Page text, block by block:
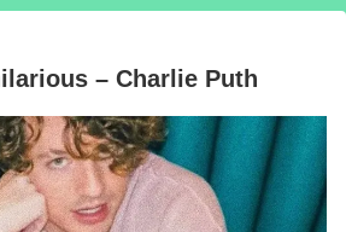
– Charlie Puth